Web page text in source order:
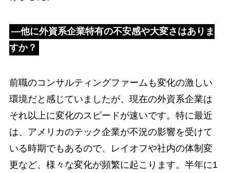
―他に外資系企業特有の不安感や大変さはありま
すか？
前職のコンサルティングファームも変化の激しい
環境だと感じていましたが、現在の外資系企業は
それ以上に変化のスピードが速いです。特に最近
は、アメリカのテック企業が不況の影響を受けて
いる時期でもあるので、レイオフや社内の体制変
更など、様々な変化が頻繁に起こります。半年に1